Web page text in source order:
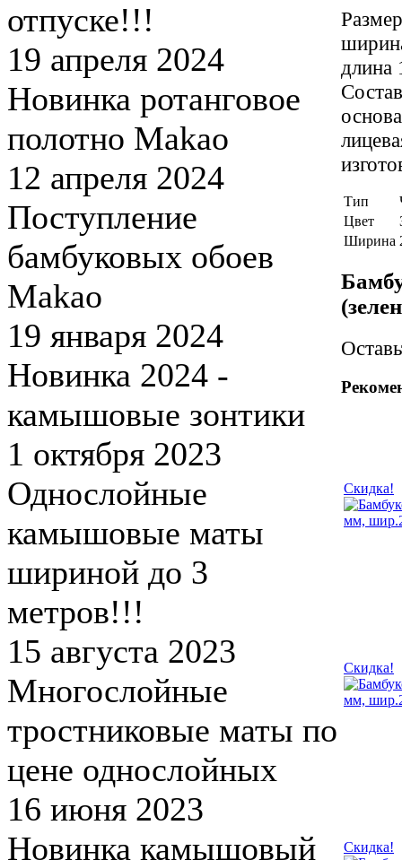
отпуске!!!
19 апреля 2024
Новинка ротанговое
полотно Makao
12 апреля 2024
Поступление
бамбуковых обоев
Makao
19 января 2024
Новинка 2024 -
камышовые зонтики
1 октября 2023
Однослойные
камышовые маты
шириной до 3
метров!!!
15 августа 2023
Многослойные
тростниковые маты по
цене однослойных
16 июня 2023
Новинка камышовый
длина
Тип
Цвет
Ширина
Скидка!
Скидка!
Скидка!